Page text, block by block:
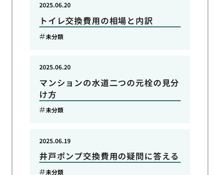
トイレ交換費用の相場と内訳
2025.06.20
未分類
マンションの水道二つの元栓の見分
け方
2025.06.20
未分類
井戸ポンプ交換費用の疑問に答える
2025.06.19
未分類